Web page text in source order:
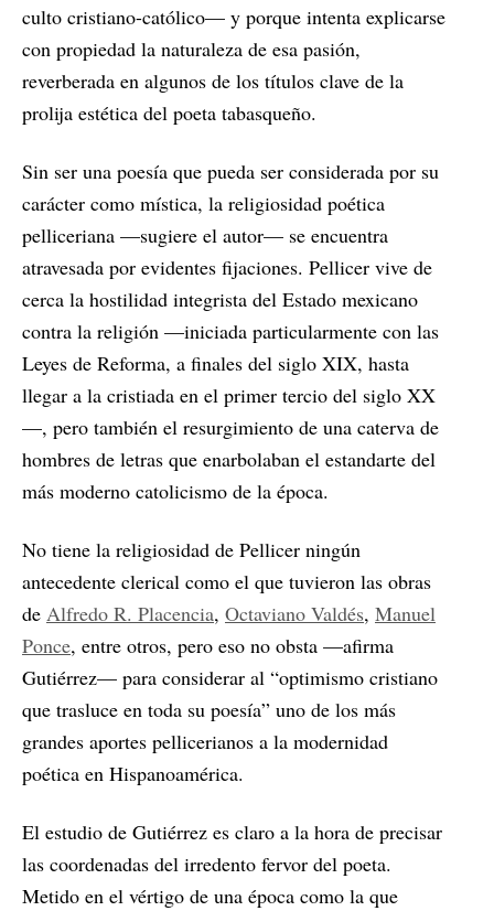
culto cristiano-católico— y porque intenta explicarse
con propiedad la naturaleza de esa pasión,
reverberada en algunos de los títulos clave de la
prolija estética del poeta tabasqueño.
Sin ser una poesía que pueda ser considerada por su
carácter como mística, la religiosidad poética
pelliceriana —sugiere el autor— se encuentra
atravesada por evidentes fijaciones. Pellicer vive de
cerca la hostilidad integrista del Estado mexicano
contra la religión —iniciada particularmente con las
Leyes de Reforma, a finales del siglo XIX, hasta
llegar a la cristiada en el primer tercio del siglo XX
—, pero también el resurgimiento de una caterva de
hombres de letras que enarbolaban el estandarte del
más moderno catolicismo de la época.
No tiene la religiosidad de Pellicer ningún
antecedente clerical como el que tuvieron las obras
de Alfredo R. Placencia, Octaviano Valdés, Manuel
Ponce, entre otros, pero eso no obsta —afirma
Gutiérrez— para considerar al “optimismo cristiano
que trasluce en toda su poesía” uno de los más
grandes aportes pellicerianos a la modernidad
poética en Hispanoamérica.
El estudio de Gutiérrez es claro a la hora de precisar
las coordenadas del irredento fervor del poeta.
Metido en el vértigo de una época como la que